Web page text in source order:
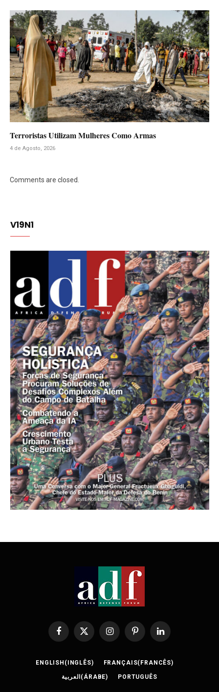
Terroristas Utilizam Mulheres Como Armas
4 de Agosto, 2026
Comments are closed.
V19N1
Facebook
X
InstagramPinterestLinkedIn
ENGLISH ( INGLÊS) FRANÇAIS( FRANCÊS)
العربية (ÁRABE) PORTUGUÊS